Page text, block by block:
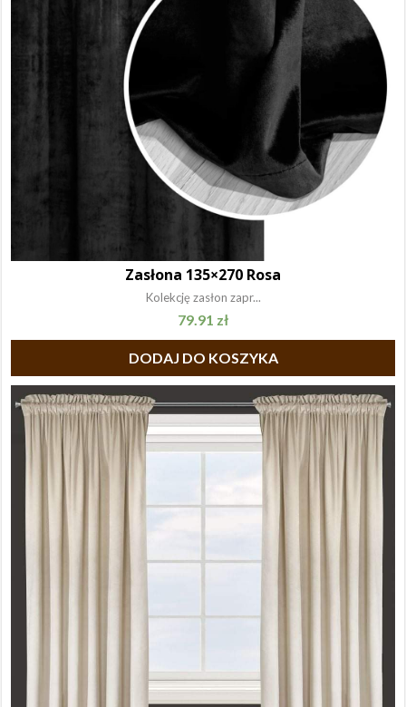
Zasłona 135×270 Rosa
Kolekcję zasłon zapr...
79.91 zł
DODAJ DO KOSZYKA